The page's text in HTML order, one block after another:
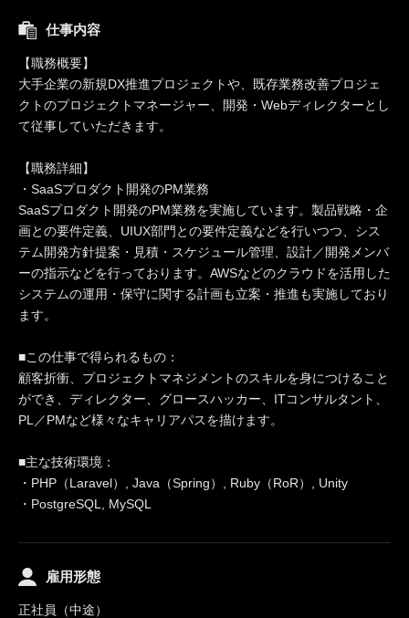
仕事内容
【職務概要】
大手企業の新規DX推進プロジェクトや、既存業務改善プロジェ
クトのプロジェクトマネージャー、開発・Webディレクターとし
て従事していただきます。
【職務詳細】
・SaaSプロダクト開発のPM業務
SaaSプロダクト開発のPM業務を実施しています。製品戦略・企
画との要件定義、UIUX部門との要件定義などを行いつつ、シス
テム開発方針提案・見積・スケジュール管理、設計／開発メンバ
ーの指示などを行っております。AWSなどのクラウドを活用した
システムの運用・保守に関する計画も立案・推進も実施しており
ます。
■この仕事で得られるもの：
顧客折衝、プロジェクトマネジメントのスキルを身につけること
ができ、ディレクター、グロースハッカー、ITコンサルタント、
PL／PMなど様々なキャリアパスを描けます。
■主な技術環境：
・PHP（Laravel）, Java（Spring）, Ruby（RoR）, Unity
・PostgreSQL, MySQL
雇用形態
正社員（中途）